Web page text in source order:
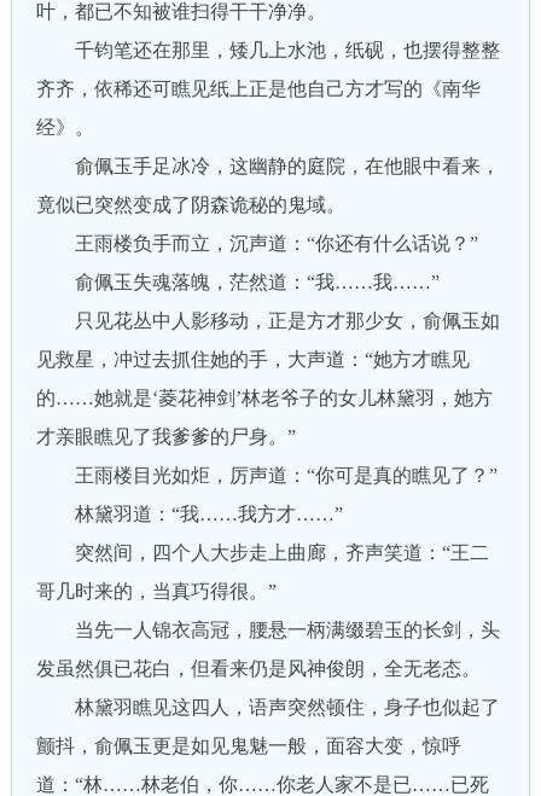
叶，都已不知被谁扫得干干净净。
千钧笔还在那里，矮几上水池，纸砚，也摆得整整
齐齐，依稀还可瞧见纸上正是他自己方才写的《南华
经》。
俞佩玉手足冰冷，这幽静的庭院，在他眼中看来，
竟似已突然变成了阴森诡秘的鬼域。
王雨楼负手而立，沉声道：“你还有什么话说？”
俞佩玉失魂落魄，茫然道：“我……我……”
只见花丛中人影移动，正是方才那少女，俞佩玉如
见救星，冲过去抓住她的手，大声道：“她方才瞧见
的……她就是‘菱花神剑’林老爷子的女儿林黛羽，她方
才亲眼瞧见了我爹爹的尸身。”
王雨楼目光如炬，厉声道：“你可是真的瞧见了？”
林黛羽道：“我……我方才……”
突然间，四个人大步走上曲廊，齐声笑道：“王二
哥几时来的，当真巧得很。”
当先一人锦衣高冠，腰悬一柄满缀碧玉的长剑，头
发虽然俱已花白，但看来仍是风神俊朗，全无老态。
林黛羽瞧见这四人，语声突然顿住，身子也似起了
颤抖，俞佩玉更是如见鬼魅一般，面容大变，惊呼
道：“林……林老伯，你……你老人家不是已……已死